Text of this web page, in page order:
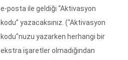
e-posta ile geldiği “Aktivasyon
kodu” yazacaksınız. ("Aktivasyon
kodu"nuzu yazarken herhangi bir
ekstra işaretler olmadığından